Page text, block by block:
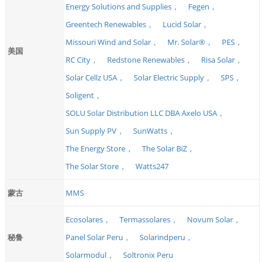
美国
Energy Solutions and Supplies，
Fegen，
Greentech Renewables，
Lucid Solar，
Missouri Wind and Solar，
Mr. Solar®，
PES，
RC City，
Redstone Renewables，
Risa Solar，
Solar Cellz USA，
Solar Electric Supply，
SPS，
Soligent，
SOLU Solar Distribution LLC DBA Axelo USA，
Sun Supply PV，
SunWatts，
The Energy Store，
The Solar BiZ，
The Solar Store，
Watts247
蒙古 MMS
秘鲁
Ecosolares， Termassolares，
Novum Solar，
Panel Solar Peru，
Solarindperu，
Solarmodul，
Soltronix Peru